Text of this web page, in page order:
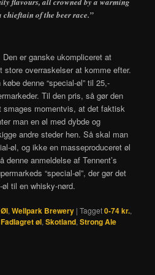
chieftain of the beer race.”
er ganske ukompliceret at
store overraskelser at komme efter.
denne “special-øl” til 25,-
Til den pris, så gør den
smages momentvis, at det faktisk
man en øl med dybde og
andre steder hen. Så skal man
øl, og ikke en masseproduceret øl
denne anmeldelse af Tennent’s
“special-øl”, der gør det
til en whisky-nørd.
Øl,Wellpark Brewery |Tagget0-74 kr.,
Fadlagret øl,Skotland,Strong Ale